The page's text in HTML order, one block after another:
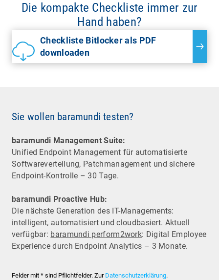
Die kompakte Checkliste immer zur
Hand haben?
Checkliste Bitlocker als PDF
downloaden
Sie wollen baramundi testen?
baramundi Management Suite:
Unified Endpoint Management für automatisierte
Software­verteilung, Patchmanagement und sichere
Endpoint-Kontrolle – 30 Tage.
baramundi Proactive Hub:
Die nächste Generation des IT-Managements:
intelligent, automatisiert und cloudbasiert. Aktuell
verfügbar: baramundi perform2work: Digital Employee
Experience durch Endpoint Analytics – 3 Monate.
Felder mit * sind Pflichtfelder. Zur Datenschutzerklärung.